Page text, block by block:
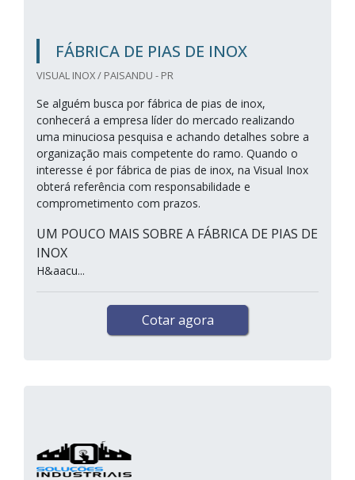
FÁBRICA DE PIAS DE INOX
VISUAL INOX / PAISANDU - PR
Se alguém busca por fábrica de pias de inox,
conhecerá a empresa líder do mercado realizando
uma minuciosa pesquisa e achando detalhes sobre a
organização mais competente do ramo. Quando o
interesse é por fábrica de pias de inox, na Visual Inox
obterá referência com responsabilidade e
comprometimento com prazos.
UM POUCO MAIS SOBRE A FÁBRICA DE PIAS DE
INOX
H&aacu...
Cotar agora